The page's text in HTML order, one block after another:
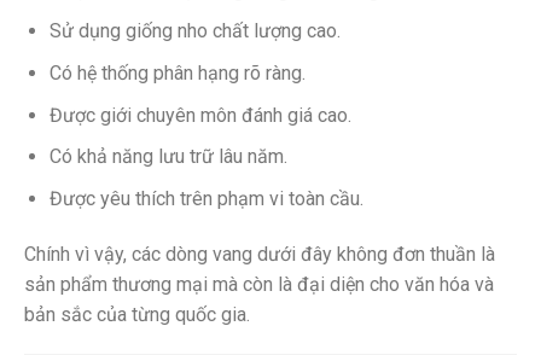
Sử dụng giống nho chất lượng cao.
Có hệ thống phân hạng rõ ràng.
Được giới chuyên môn đánh giá cao.
Có khả năng lưu trữ lâu năm.
Được yêu thích trên phạm vi toàn cầu.
Chính vì vậy, các dòng vang dưới đây không đơn thuần là
sản phẩm thương mại mà còn là đại diện cho văn hóa và
bản sắc của từng quốc gia.